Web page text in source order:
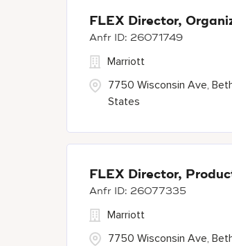
FLEX Director,
26071749
7750 Wisconsin Ave,
States
Marriott
FLEX Director,
26077335
7750 Wisconsin Ave,
Marriott